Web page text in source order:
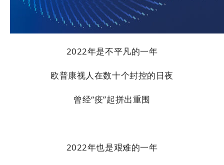
2022年是不平凡的一年
欧普康视人在数十个封控的日夜
曾经“疫”起拼出重围
2022年也是艰难的一年